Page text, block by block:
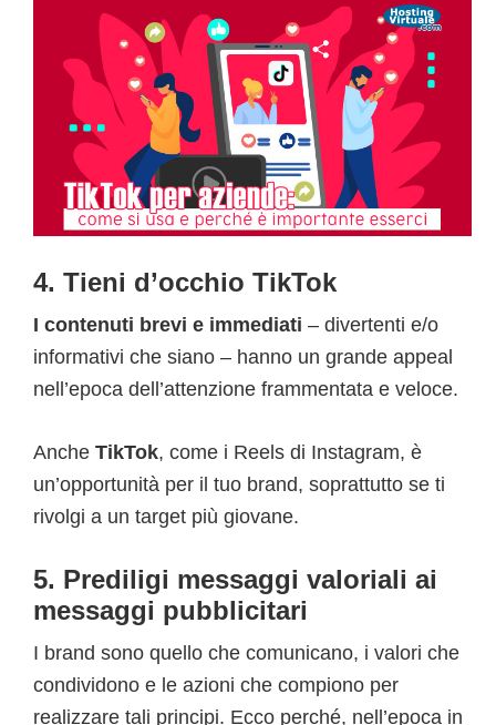
4. Tieni d’occhio TikTok
I contenuti brevi e immediati – divertenti e/o
informativi che siano – hanno un grande appeal
nell’epoca dell’attenzione frammentata e veloce.
Anche TikTok, come i Reels di Instagram, è
un’opportunità per il tuo brand, soprattutto se ti
rivolgi a un target più giovane.
5. Prediligi messaggi valoriali ai
messaggi pubblicitari
I brand sono quello che comunicano, i valori che
condividono e le azioni che compiono per
realizzare tali principi. Ecco perché, nell’epoca in